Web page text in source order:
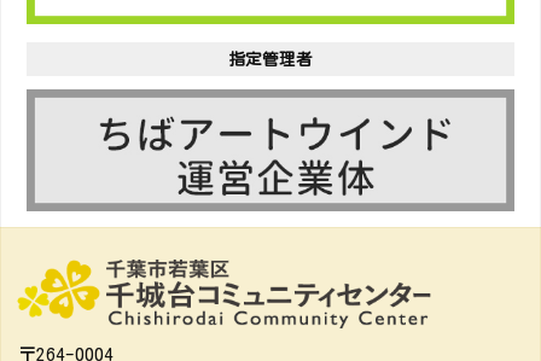
指定管理者
〒264-0004